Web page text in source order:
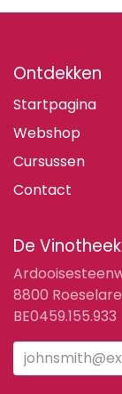
Ontdekken
Startpagina
Webshop
Cursussen
Contact
De Vinotheek
8800 Roeselare
BE0459.155.933